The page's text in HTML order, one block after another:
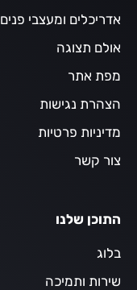
אדריכלים ומעצבי פנים
אולם תצוגה
מפת אתר
הצהרת נגישות
מדיניות פרטיות
צור קשר
התוכן שלנו
בלוג
שירות ותמיכה